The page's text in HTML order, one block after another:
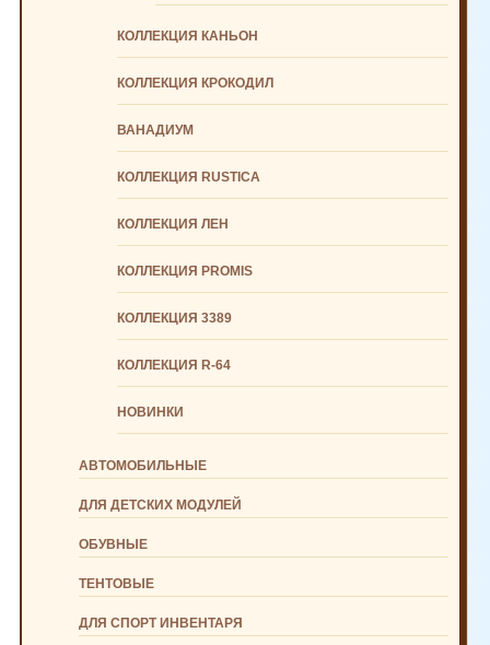
КОЛЛЕКЦИЯ КАНЬОН
КОЛЛЕКЦИЯ КРОКОДИЛ
ВАНАДИУМ
КОЛЛЕКЦИЯ RUSTICA
КОЛЛЕКЦИЯ ЛЕН
КОЛЛЕКЦИЯ PROMIS
КОЛЛЕКЦИЯ 3389
КОЛЛЕКЦИЯ R-64
НОВИНКИ
АВТОМОБИЛЬНЫЕ
ДЛЯ ДЕТСКИХ МОДУЛЕЙ
ОБУВНЫЕ
ТЕНТОВЫЕ
ДЛЯ СПОРТ ИНВЕНТАРЯ